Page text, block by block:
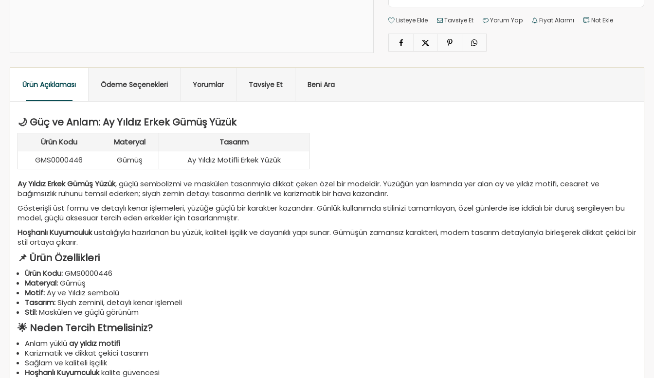
Listeye Ekle Tavsiye Et Yorum Yap Fiyat Alarmı Not Ekle
Ürün Açıklaması Ödeme Seçenekleri Yorumlar Tavsiye Et Beni Ara
🌙 Güç ve Anlam: Ay Yıldız Erkek Gümüş Yüzük
Ürün Kodu Materyal
Tasarım
GMS0000446
Gümüş Ay Yıldız Motifli Erkek Yüzük
Ay Yıldız Erkek Gümüş Yüzük, güçlü sembolizmi ve maskülen tasarımıyla dikkat çeken özel bir modeldir. Yüzüğün yan kısmında yer alan ay ve yıldız motifi, cesaret ve
bağımsızlık ruhunu temsil ederken; siyah zemin detayı tasarıma derinlik ve karizmatik bir hava kazandırır.
Gösterişli üst formu ve detaylı kenar işlemeleri, yüzüğe güçlü bir karakter kazandırır. Günlük kullanımda stilinizi tamamlayan, özel günlerde ise iddialı bir duruş sergileyen bu
model, güçlü aksesuar tercih eden erkekler için tasarlanmıştır.
Hoşhanlı Kuyumculukustalığıyla hazırlanan bu yüzük, kaliteli işçilik ve dayanıklı yapı sunar. Gümüşün zamansız karakteri, modern tasarım detaylarıyla birleşerek dikkat çekici bir
stil ortaya çıkarır.
📌 Ürün Özellikleri
Ürün Kodu:GMS0000446
Materyal:Gümüş
Motif:Ay ve Yıldız sembolü
Tasarım:Siyah zeminli, detaylı kenar işlemeli
Stil:Maskülen ve güçlü görünüm
🌟 Neden Tercih Etmelisiniz?
Anlam yüklü ay yıldız motifi
Karizmatik ve dikkat çekici tasarım
Sağlam ve kaliteli işçilik
Hoşhanlı Kuyumculukkalite güvencesi